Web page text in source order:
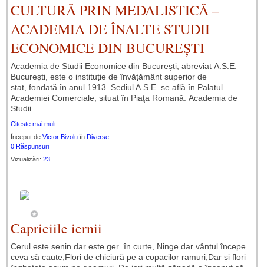
CULTURĂ PRIN MEDALISTICĂ –
ACADEMIA DE ÎNALTE STUDII
ECONOMICE DIN BUCUREȘTI
Academia de Studii Economice din București, abreviat A.S.E.
București, este o instituție de învățământ superior de
stat, fondată în anul 1913. Sediul A.S.E. se află în Palatul
Academiei Comerciale, situat în Piaţa Romană. Academia de
Studii…
Citeste mai mult…
Început de Victor Bivolu în Diverse
0 Răspunsuri
Vizualizări: 23
Capriciile iernii
Cerul este senin dar este ger în curte, Ninge dar vântul începe
ceva să caute,Flori de chiciură pe a copacilor ramuri,Dar și flori